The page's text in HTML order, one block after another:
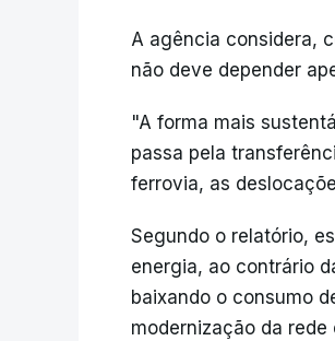
A agência considera,
não deve depender
"A forma mais
passa pela
ferrovia, as
Segundo o relatório,
energia, ao contrário
baixando o consumo
modernização da rede